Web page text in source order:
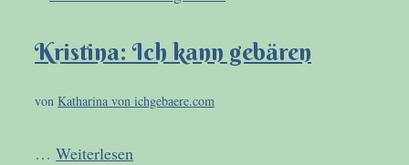
Kristina: Ich kann gebären
von Katharina von ichgebaere.com
… Weiterlesen